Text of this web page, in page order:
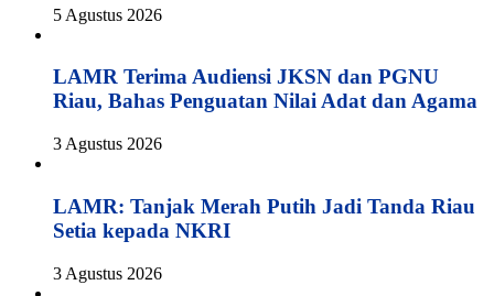
5 Agustus 2026
LAMR Terima Audiensi JKSN dan PGNU
Riau, Bahas Penguatan Nilai Adat dan Agama
3 Agustus 2026
LAMR: Tanjak Merah Putih Jadi Tanda Riau
Setia kepada NKRI
3 Agustus 2026